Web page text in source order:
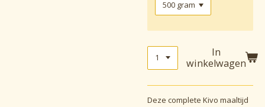
In
winkelwagen
Deze complete Kivo maaltijd